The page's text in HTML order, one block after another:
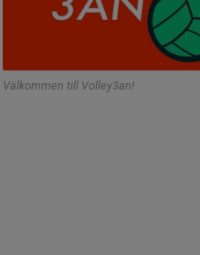
Välkommen till Volley3an!